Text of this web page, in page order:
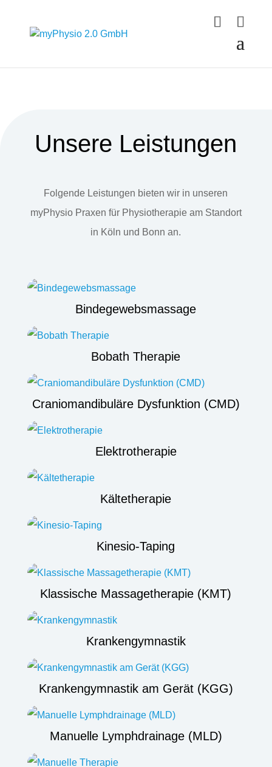
Unsere Leistungen
Folgende Leistungen bieten wir in unseren
myPhysio Praxen für Physiotherapie am Standort
in Köln und Bonn an.
Bindegewebsmassage
Bobath Therapie
Craniomandibuläre Dysfunktion (CMD)
Elektrotherapie
Kältetherapie
Kinesio-Taping
Klassische Massagetherapie (KMT)
Krankengymnastik
Krankengymnastik am Gerät (KGG)
Manuelle Lymphdrainage (MLD)